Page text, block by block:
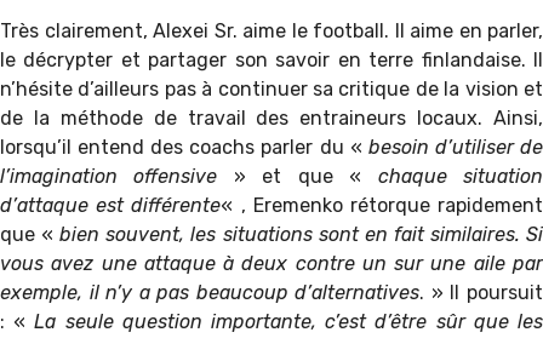
Très clairement, Alexei Sr. aime le football. Il aime en parler,
le décrypter et partager son savoir en terre finlandaise. Il
n’hésite d’ailleurs pas à continuer sa critique de la vision et
de la méthode de travail des entraineurs locaux. Ainsi,
lorsqu’il entend des coachs parler du « besoin d’utiliser de
l’imagination offensive » et que « chaque situation
d’attaque est différente« , Eremenko rétorque rapidement
que «bien souvent, les situations sont en fait similaires. Si
vous avez une attaque à deux contre un sur une aile par
exemple, il n’y a pas beaucoup d’alternatives. » Il poursuit
: «La seule question importante, c’est d’être sûr que les